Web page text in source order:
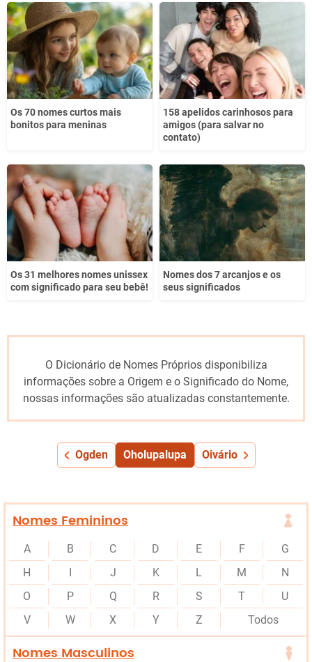
Este conteúdo não tem a informação que procuro
Outro
Os 70 nomes curtos mais
bonitos para meninas
158 apelidos carinhosos para
amigos (para salvar no
contato)
Os 31 melhores nomes unissex
com significado para seu bebê!
Nomes dos 7 arcanjos e os
seus significados
O Dicionário de Nomes Próprios disponibiliza
informações sobre a Origem e o Significado do Nome,
nossas informações são atualizadas constantemente.
Ogden Oholupalupa Oivário
Nomes Femininos
A B C D E F
G
H
J K L M
N
O
P Q R S T
U
V
W X Y Z Todos
Nomes Masculinos